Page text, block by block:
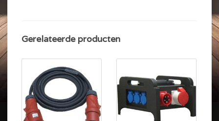
1x Aardlekschakelaar 40A 30mA
1x Automaat 3x25A C-Karakteristiek (traag)
Gerelateerde producten